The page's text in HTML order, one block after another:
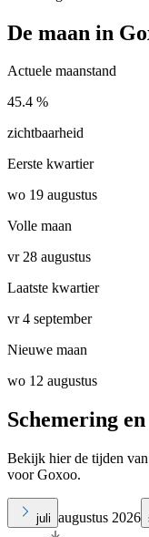
De maan in
Actuele maanstand
45.4 %
zichtbaarheid
Eerste kwartier
wo 19 augustus
Volle maan
vr 28 augustus
Laatste kwartier
vr 4 september
Nieuwe maan
wo 12 augustus
Schemering
Bekijk hier de tijden van
voor Goxoo.
juli augustus 2026